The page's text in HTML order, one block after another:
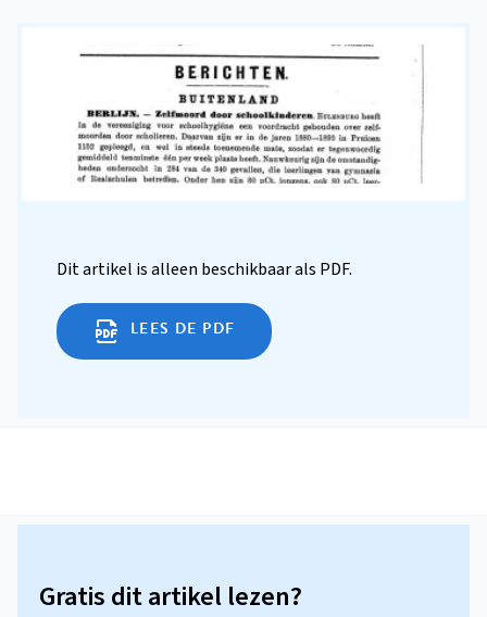
Dit artikel is alleen beschikbaar als PDF.
LEES DE PDF
Gratis dit artikel lezen?